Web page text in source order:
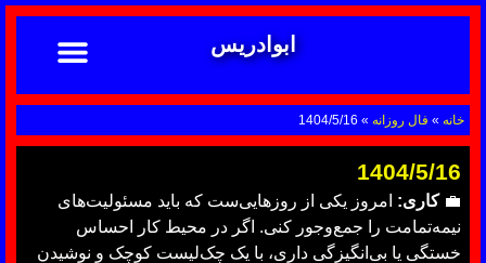
ابوادریس
خانه » فال روزانه »
1404/5/16
1404/5/16
💼کاری: امروز یکی از روزهایی‌ست که باید مسئولیت‌های
نیمه‌تمامت را جمع‌وجور کنی. اگر در محیط کار احساس
خستگی یا بی‌انگیزگی داری، با یک چک‌لیست کوچک و نوشیدن